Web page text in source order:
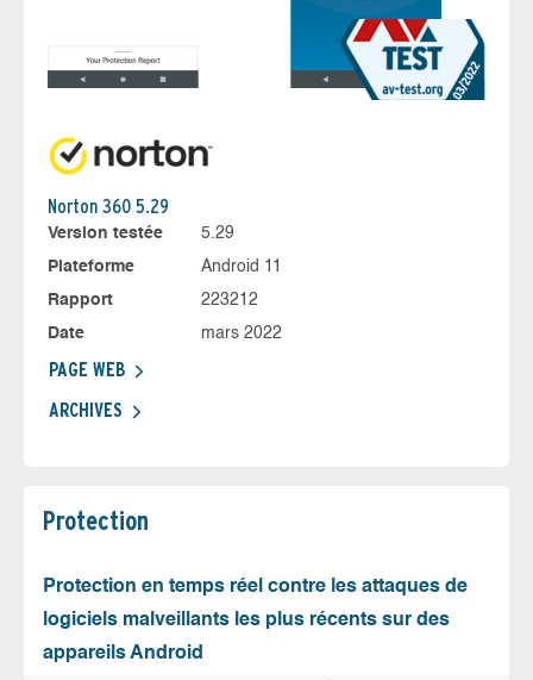
Norton 360 5.29
Version testée
5.29
Plateforme
Android 11
Rapport
223212
Date
mars 2022
PAGE WEB
ARCHIVES
Protection
Protection en temps réel contre les attaques de
logiciels malveillants les plus récents sur des
appareils Android